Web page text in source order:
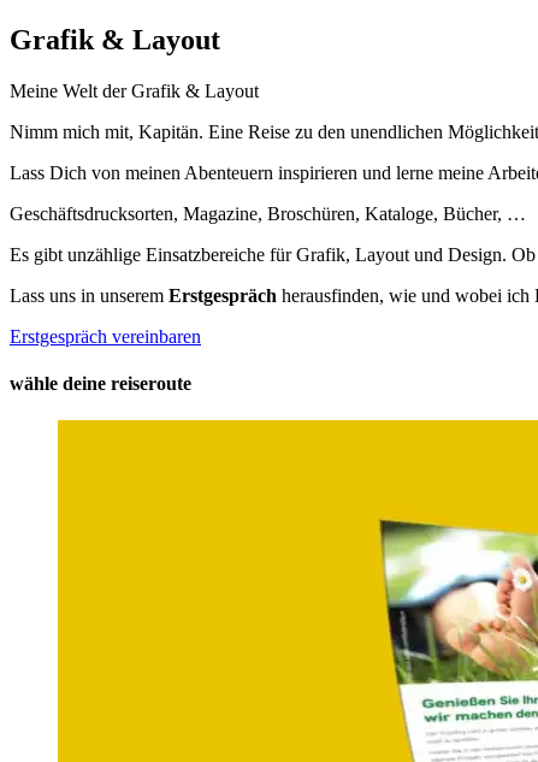
Grafik & Layout
Meine Welt der Grafik & Layout
Nimm mich mit, Kapitän. Eine Reise zu den unendlichen
Lass Dich von meinen Abenteuern inspirieren und lerne meine
Geschäftsdrucksorten, Magazine, Broschüren, Kataloge, Bücher, …
Es gibt unzählige Einsatzbereiche für Grafik, Layout und Design.
Lass uns in unserem Erstgespräch herausfinden, wie und wobei ich
Erstgespräch vereinbaren
wähle deine reiseroute